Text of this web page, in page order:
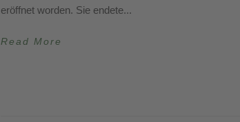
eröffnet worden. Sie endete...
Read More